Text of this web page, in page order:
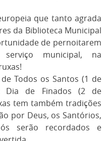
que tanto agrada
da Biblioteca Municipal
de pernoitarem
serviço municipal, na
Todos os Santos (1 de
Dia de Finados (2 de
tem também tradições
por Deus, os Santórios,
serão recordados e